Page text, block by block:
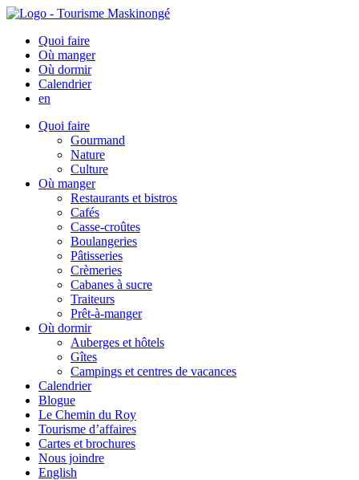
Quoi faire
Où manger
Où dormir
Calendrier
en
Quoi faire
Gourmand
Nature
Culture
Où manger
Restaurants et bistros
Cafés
Casse-croûtes
Boulangeries
Pâtisseries
Crèmeries
Cabanes à sucre
Traiteurs
Prêt-à-manger
Où dormir
Auberges et hôtels
Gîtes
Campings et centres de vacances
Calendrier
Blogue
Le Chemin du Roy
Tourisme d’affaires
Cartes et brochures
Nous joindre
English